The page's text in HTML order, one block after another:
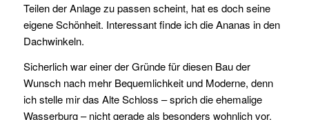
Teilen der Anlage zu passen scheint, hat es doch seine
eigene Schönheit. Interessant finde ich die Ananas in den
Dachwinkeln.
Sicherlich war einer der Gründe für diesen Bau der
Wunsch nach mehr Bequemlichkeit und Moderne, denn
ich stelle mir das Alte Schloss – sprich die ehemalige
Wasserburg – nicht gerade als besonders wohnlich vor.